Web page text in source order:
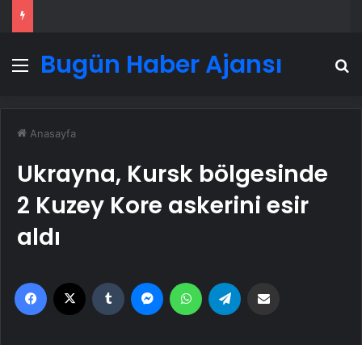
Menü
Bugün Haber Ajansı
Anasayfa
Ukrayna, Kursk bölgesinde
2 Kuzey Kore askerini esir
aldı
Facebook Tumblr MessengerWhatsApp